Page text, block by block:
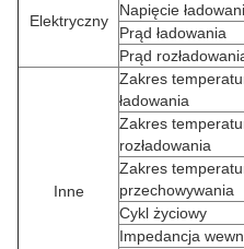
Elektryczny
Napięcie
Prąd ładowania
Prąd
Inne
Zakres
ładowania
Zakres
rozładowania
Zakres
przechowywania
Cykl życiowy
Impedancja